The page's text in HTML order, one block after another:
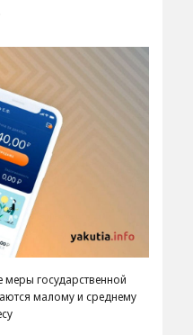
государственной
малому и среднему